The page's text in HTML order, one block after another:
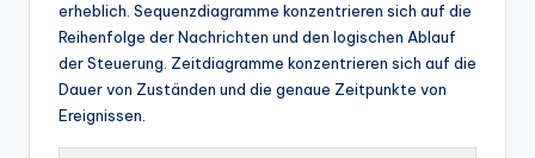
erheblich. Sequenzdiagramme konzentrieren sich auf die
Reihenfolge der Nachrichten und den logischen Ablauf
der Steuerung. Zeitdiagramme konzentrieren sich auf die
Dauer von Zuständen und die genaue Zeitpunkte von
Ereignissen.